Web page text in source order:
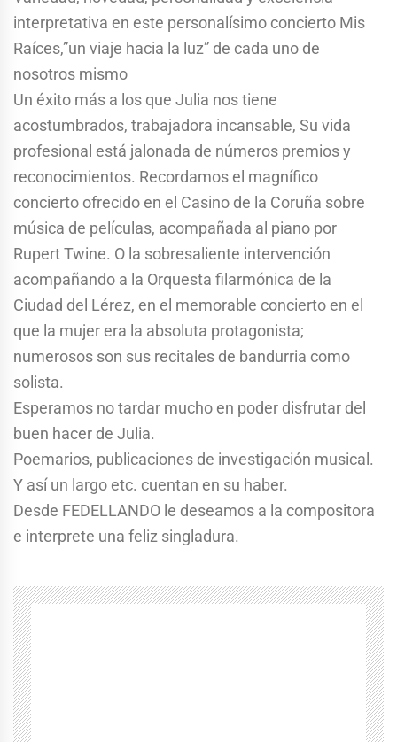
interpretativa en este personalísimo concierto Mis
Raíces,”un viaje hacia la luz” de cada uno de
nosotros mismo
Un éxito más a los que Julia nos tiene
acostumbrados, trabajadora incansable, Su vida
profesional está jalonada de números premios y
reconocimientos. Recordamos el magnífico
concierto ofrecido en el Casino de la Coruña sobre
música de películas, acompañada al piano por
Rupert Twine. O la sobresaliente intervención
acompañando a la Orquesta filarmónica de la
Ciudad del Lérez, en el memorable concierto en el
que la mujer era la absoluta protagonista;
numerosos son sus recitales de bandurria como
solista.
Esperamos no tardar mucho en poder disfrutar del
buen hacer de Julia.
Poemarios, publicaciones de investigación musical.
Y así un largo etc. cuentan en su haber.
Desde FEDELLANDO le deseamos a la compositora
e interprete una feliz singladura.